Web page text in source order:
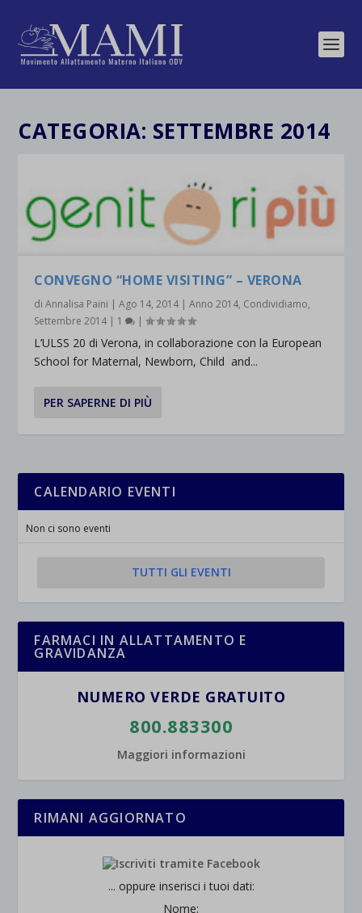
CATEGORIA: SETTEMBRE 2014
CONVEGNO “HOME VISITING” – VERONA
diAnnalisa Paini |Ago 14, 2014 |Anno 2014, Condividiamo,
Settembre 2014
1 |
L’ULSS 20 di Verona, in collaborazione con la European
School for Maternal, Newborn, Child and...
PER SAPERNE DI PIÙ
CALENDARIO EVENTI
Non ci sono eventi
TUTTI GLI EVENTI
FARMACI IN ALLATTAMENTO E
GRAVIDANZA
NUMERO VERDE GRATUITO
800.883300
Maggiori informazioni
RIMANI AGGIORNATO
... oppure inserisci i tuoi dati:
Nome: